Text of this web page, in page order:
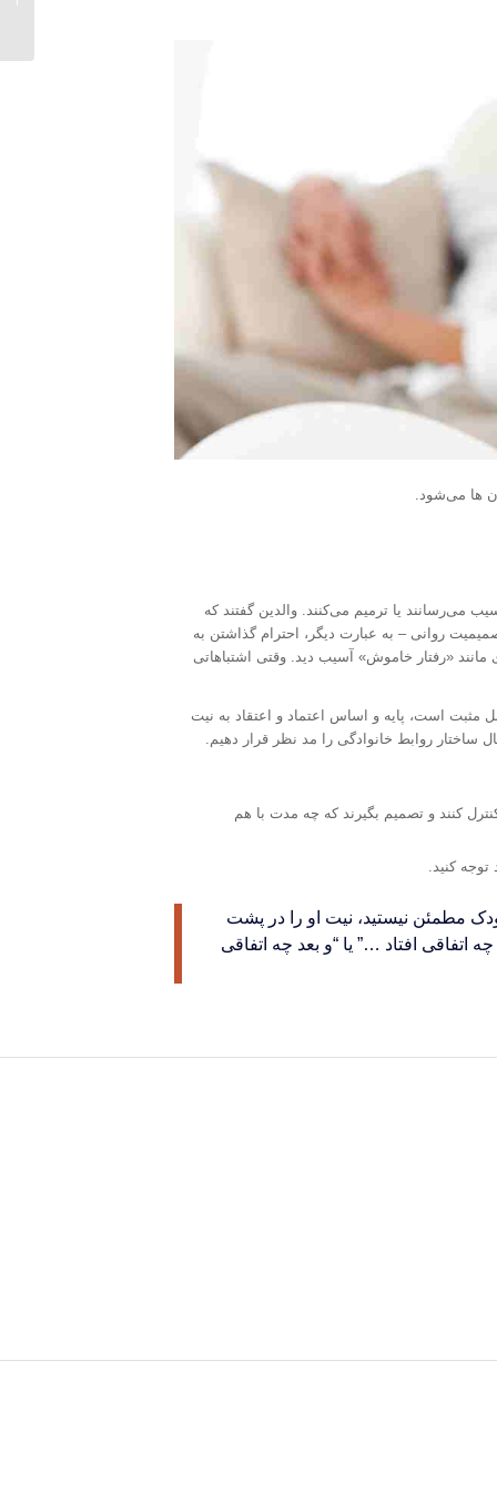
ها می‌شود.
می‌رسانند یا ترمیم می‌کنند. والدین گفتند که
روانی – به عبارت دیگر، احترام گذاشتن به
مانند «رفتار خاموش» آسیب دید. وقتی اشتباهاتی
مثبت است، پایه و اساس اعتماد و اعتقاد به نیت
روابط خانوادگی را مد نظر قرار دهیم.
کنند و تصمیم بگیرند که چه مدت با هم
کنید.
مطمئن نیستید، نیت او را در پشت
افتاد …” یا “و بعد چه اتفاقی